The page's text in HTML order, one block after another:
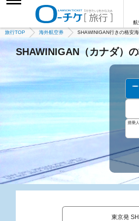
航
旅行TOP 海外航空券 SHAWINIGAN行きの格安
SHAWINIGAN（カナダ）
搭乗
東京発